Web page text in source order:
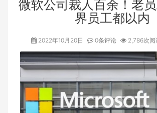
微软公司裁人百余！老
界员工都以内
2022年10月20日 0条评论 2,786次阅